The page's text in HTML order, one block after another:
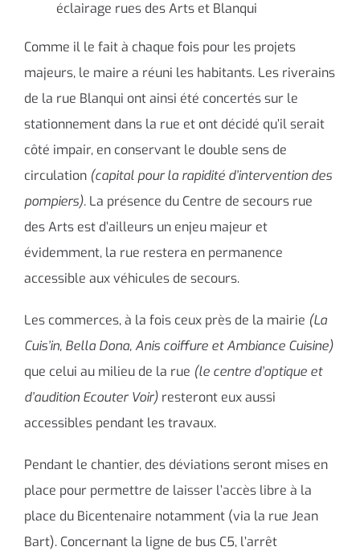
éclairage rues des Arts et Blanqui
Comme il le fait à chaque fois pour les projets
majeurs, le maire a réuni les habitants. Les riverains
de la rue Blanqui ont ainsi été concertés sur le
stationnement dans la rue et ont décidé qu’il serait
côté impair, en conservant le double sens de
circulation (capital pour la rapidité d’intervention des
pompiers). La présence du Centre de secours rue
des Arts est d’ailleurs un enjeu majeur et
évidemment, la rue restera en permanence
accessible aux véhicules de secours.
Les commerces, à la fois ceux près de la mairie (La
Cuis’in, Bella Dona, Anis coiffure et Ambiance Cuisine)
que celui au milieu de la rue (le centre d’optique et
d’audition Ecouter Voir) resteront eux aussi
accessibles pendant les travaux.
Pendant le chantier, des déviations seront mises en
place pour permettre de laisser l’accès libre à la
place du Bicentenaire notamment (via la rue Jean
Bart). Concernant la ligne de bus C5, l’arrêt